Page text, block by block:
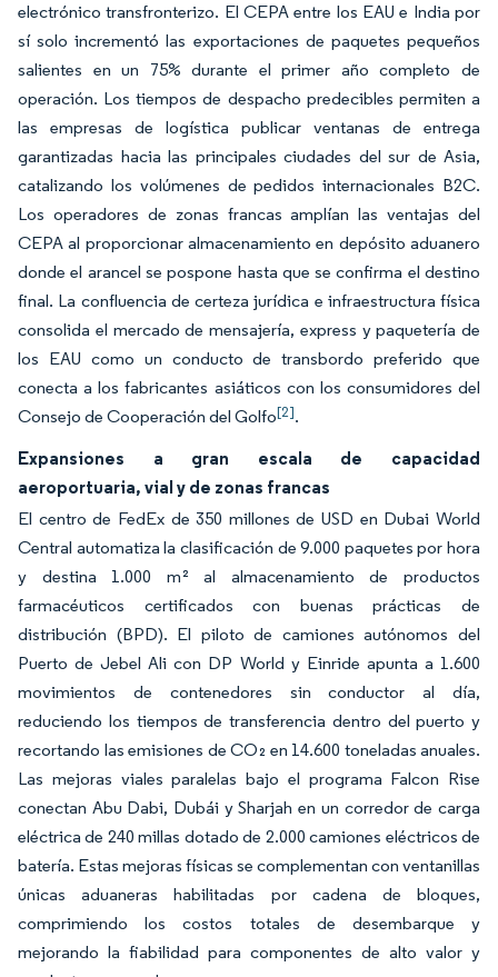
electrónico transfronterizo. El CEPA entre los EAU e India por
sí solo incrementó las exportaciones de paquetes pequeños
salientes en un 75% durante el primer año completo de
operación. Los tiempos de despacho predecibles permiten a
las empresas de logística publicar ventanas de entrega
garantizadas hacia las principales ciudades del sur de Asia,
catalizando los volúmenes de pedidos internacionales B2C.
Los operadores de zonas francas amplían las ventajas del
CEPA al proporcionar almacenamiento en depósito aduanero
donde el arancel se pospone hasta que se confirma el destino
final. La confluencia de certeza jurídica e infraestructura física
consolida el mercado de mensajería, express y paquetería de
los EAU como un conducto de transbordo preferido que
conecta a los fabricantes asiáticos con los consumidores del
Consejo de Cooperación del Golfo[2].
Expansiones a gran escala de capacidad
aeroportuaria, vial y de zonas francas
El centro de FedEx de 350 millones de USD en Dubai World
Central automatiza la clasificación de 9.000 paquetes por hora
y destina 1.000 m² al almacenamiento de productos
farmacéuticos certificados con buenas prácticas de
distribución (BPD). El piloto de camiones autónomos del
Puerto de Jebel Ali con DP World y Einride apunta a 1.600
movimientos de contenedores sin conductor al día,
reduciendo los tiempos de transferencia dentro del puerto y
recortando las emisiones de CO₂ en 14.600 toneladas anuales.
Las mejoras viales paralelas bajo el programa Falcon Rise
conectan Abu Dabi, Dubái y Sharjah en un corredor de carga
eléctrica de 240 millas dotado de 2.000 camiones eléctricos de
batería. Estas mejoras físicas se complementan con ventanillas
únicas aduaneras habilitadas por cadena de bloques,
comprimiendo los costos totales de desembarque y
mejorando la fiabilidad para componentes de alto valor y